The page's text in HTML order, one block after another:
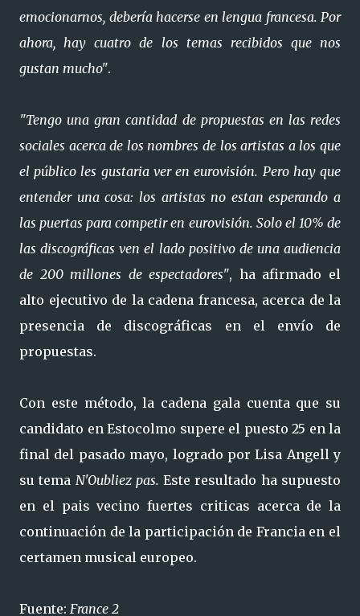
emocionarnos, debería hacerse en lengua francesa. Por
ahora, hay cuatro de los temas recibidos que nos
gustan mucho".
"Tengo una gran cantidad de propuestas en las redes
sociales acerca de los nombres de los artistas a los que
el público les gustaria ver en eurovisión. Pero hay que
entender una cosa: los artistas no estan esperando a
las puertas para competir en eurovisión. Solo el 10% de
las discográficas ven el lado positivo de una audiencia
de 200 millones de espectadores", ha afirmado el
alto ejecutivo de la cadena francesa, acerca de la
presencia de discográficas en el envío de
propuestas.
Con este método, la cadena gala cuenta que su
candidato en Estocolmo supere el puesto 25 en la
final del pasado mayo, logrado por Lisa Angell y
su tema N'Oubliez pas. Este resultado ha supuesto
en el pais vecino fuertes criticas acerca de la
continuación de la participación de Francia en el
certamen musical europeo.
Fuente: France 2